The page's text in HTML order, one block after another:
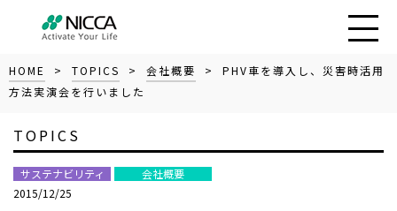
HOME > TOPICS > 会社概要
> PHV車を導入し、災害時活用
方法実演会を行いました
TOPICS
サステナビリティ
会社概要
2015/12/25